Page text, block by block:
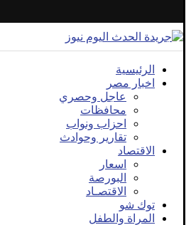
الرئيسية
اخبار مصر
عاجل وحصري
محافظات
احزاب ونواب
تقارير وحوادث
الاقتصاد
اسعار
البورصة
الاقتصـاد
توك شو
المراة والطفل